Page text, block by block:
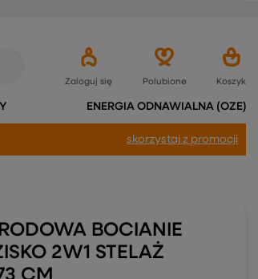
Zaloguj się Polubione Koszyk
ENERGIA ODNAWIALNA (OZE)
skorzystaj z promocji
BOCIANIE
2W1 STELAŻ
CM